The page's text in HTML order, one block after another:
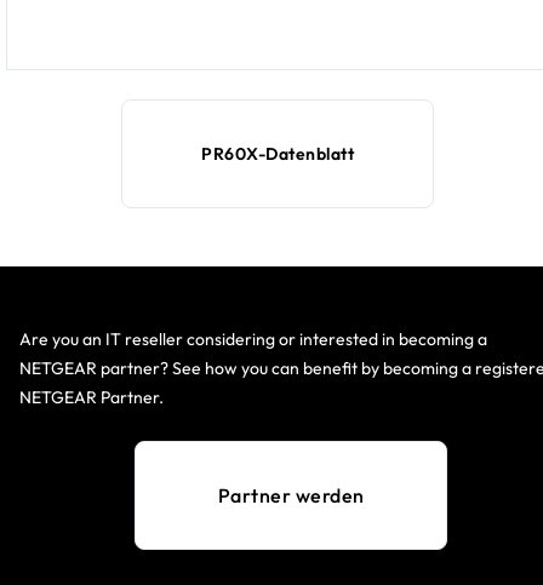
PR60X-Datenblatt
Are you an IT reseller considering or interested in becoming a
NETGEAR partner? See how you can benefit by becoming a
NETGEAR Partner.
Partner werden